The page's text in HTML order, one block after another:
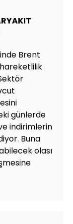
Brent
günlerde
indirimlerin
Buna
olası